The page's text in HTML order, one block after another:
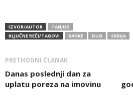
IZVOR/AUTOR
TANJUG
KLJUČNE REČI/TAGOVI
BANKE DUG SRBIJA
PRETHODNI ČLANAK
Danas poslednji dan za
uplatu poreza na imovinu